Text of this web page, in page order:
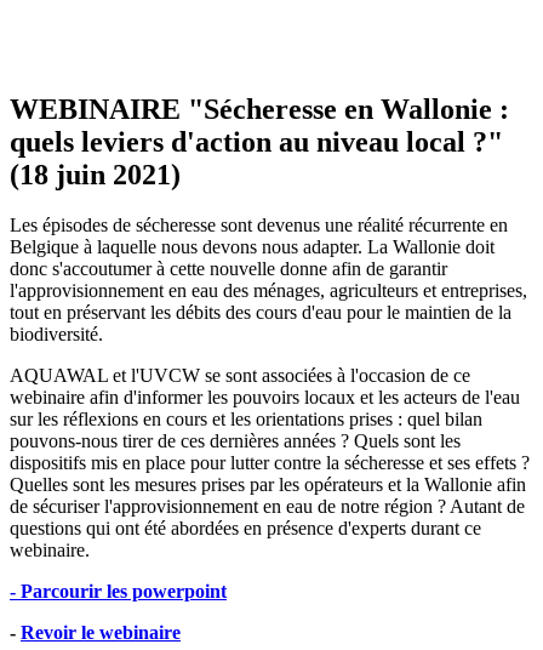
WEBINAIRE "Sécheresse en Wallonie :
quels leviers d'action au niveau local ?"
(18 juin 2021)
Les épisodes de sécheresse sont devenus une réalité récurrente en
Belgique à laquelle nous devons nous adapter. La Wallonie doit
donc s'accoutumer à cette nouvelle donne afin de garantir
l'approvisionnement en eau des ménages, agriculteurs et entreprises,
tout en préservant les débits des cours d'eau pour le maintien de la
biodiversité.
AQUAWAL et l'UVCW se sont associées à l'occasion de ce
webinaire afin d'informer les pouvoirs locaux et les acteurs de l'eau
sur les réflexions en cours et les orientations prises : quel bilan
pouvons-nous tirer de ces dernières années ? Quels sont les
dispositifs mis en place pour lutter contre la sécheresse et ses effets ?
Quelles sont les mesures prises par les opérateurs et la Wallonie afin
de sécuriser l'approvisionnement en eau de notre région ? Autant de
questions qui ont été abordées en présence d'experts durant ce
webinaire.
- Parcourir les powerpoint
- Revoir le webinaire